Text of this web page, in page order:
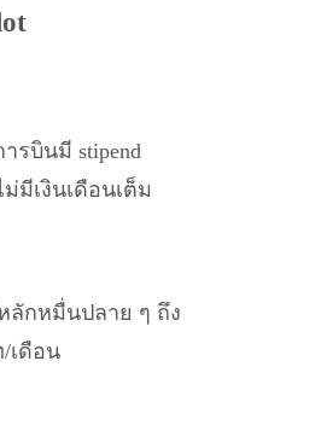
รบินมี stipend
มีเงินเดือนเต็ม
ลักหมื่นปลาย ๆ ถึง
เดือน